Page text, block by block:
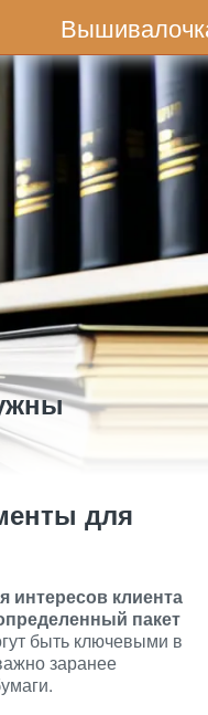
для
интересов клиента
пакет
быть ключевыми в
заранее